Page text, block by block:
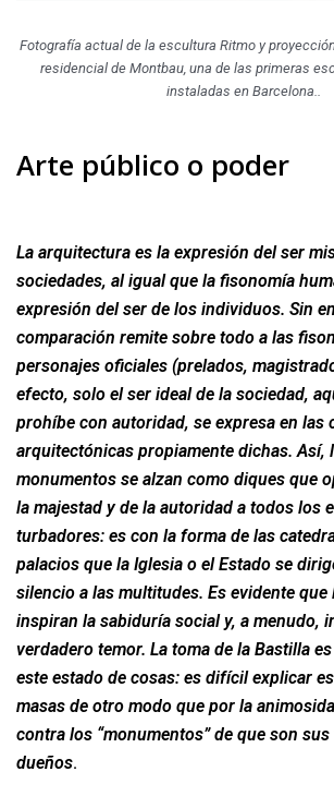
Fotografía actual de la escultura Ritmo y
residencial de Montbau, una de las primeras
instaladas en Barcelona.
Arte público o poder
La arquitectura es la expresión del ser
sociedades, al igual que la fisonomía
expresión del ser de los individuos. Sin
comparación remite sobre todo a las
personajes oficiales (prelados,
efecto, solo el ser ideal de la sociedad,
prohíbe con autoridad, se expresa en las
arquitectónicas propiamente dichas. Así,
monumentos se alzan como diques que
la majestad y de la autoridad a todos los
turbadores: es con la forma de las
palacios que la Iglesia o el Estado se
silencio a las multitudes. Es evidente
inspiran la sabiduría social y, a menudo,
verdadero temor. La toma de la Bastilla
este estado de cosas: es difícil explicar
masas de otro modo que por la
contra los “monumentos” de que son
dueños.